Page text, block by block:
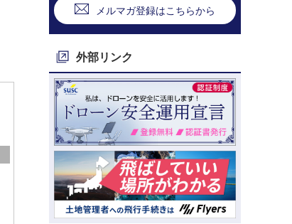
メルマガ登録はこちらから
外部リンク